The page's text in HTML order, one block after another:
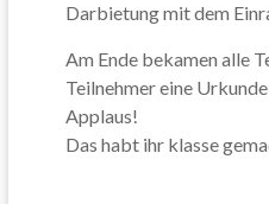
Darbietung mit dem
Am Ende bekamen alle
Teilnehmer eine
Applaus!
Das habt ihr klasse